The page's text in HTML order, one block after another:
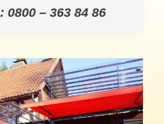
– 363 84 86